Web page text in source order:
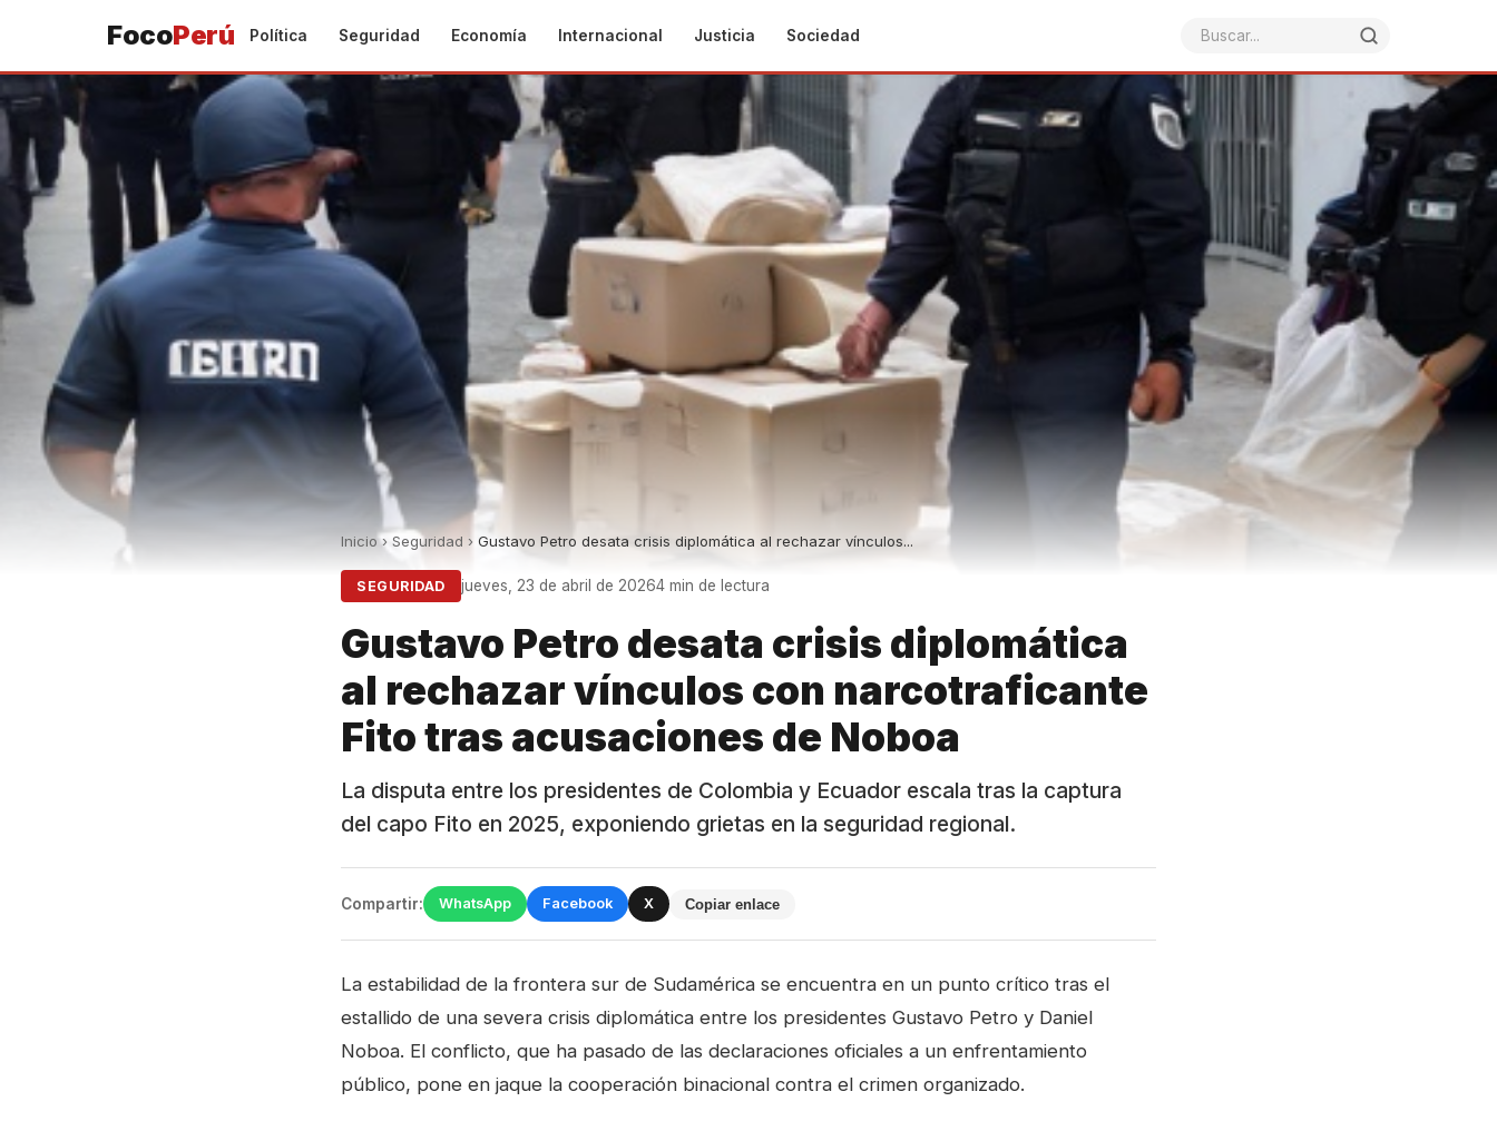
FocoPerú Política Seguridad Economía Internacional Justicia Sociedad
Inicio› Seguridad › Gustavo Petro desata crisis diplomática al rechazar vínculos...
SEGURIDAD jueves, 23 de abril de 20264 min de lectura
Gustavo Petro desata crisis diplomática
al rechazar vínculos con narcotraficante
Fito tras acusaciones de Noboa
La disputa entre los presidentes de Colombia y Ecuador escala tras la captura
del capo Fito en 2025, exponiendo grietas en la seguridad regional.
Compartir: WhatsApp Facebook X Copiar enlace
La estabilidad de la frontera sur de Sudamérica se encuentra en un punto crítico tras el
estallido de una severa crisis diplomática entre los presidentes Gustavo Petro y Daniel
Noboa. El conflicto, que ha pasado de las declaraciones oficiales a un enfrentamiento
público, pone en jaque la cooperación binacional contra el crimen organizado.